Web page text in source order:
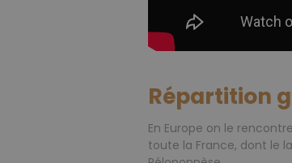
Répartition
En Europe on le
toute la France, dont le